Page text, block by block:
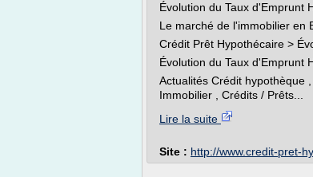
Évolution du Taux d'Emprunt
Le marché de l'immobilier en
Crédit Prêt Hypothécaire >
Évolution du Taux d'Emprunt
Actualités Crédit hypothèque
Immobilier , Crédits / Prêts...
Lire la suite
Site : http://www.credit-pret-